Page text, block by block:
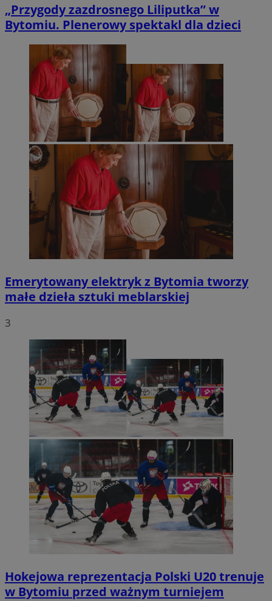
„Przygody zazdrosnego Liliputka” w
Bytomiu. Plenerowy spektakl dla dzieci
Emerytowany elektryk z Bytomia tworzy
małe dzieła sztuki meblarskiej
3
Hokejowa reprezentacja Polski U20 trenuje
w Bytomiu przed ważnym turniejem